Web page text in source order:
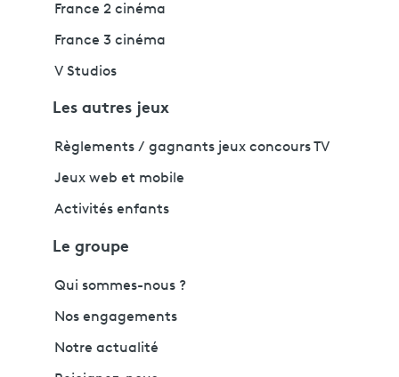
France 2 cinéma
France 3 cinéma
V Studios
Les autres jeux
Règlements / gagnants jeux concours TV
Jeux web et mobile
Activités enfants
Le groupe
Qui sommes-nous ?
Nos engagements
Notre actualité